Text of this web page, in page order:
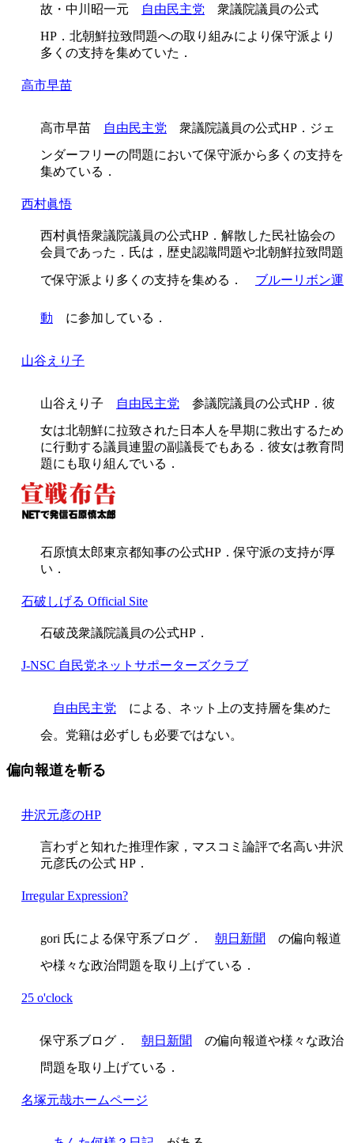
故・中川昭一元 自由民主党
衆議院議員の公式
HP．北朝鮮拉致問題への取り組みにより保守派より
多くの支持を集めていた．
高市早苗
高市早苗 自由民主党
衆議院議員の公式HP．ジェ
ンダーフリーの問題において保守派から多くの支持を
集めている．
西村眞悟
西村眞悟衆議院議員の公式HP．解散した民社協会の
会員であった．氏は，歴史認識問題や北朝鮮拉致問題
で保守派より多くの支持を集める． ブルーリボン運
動 に参加している．
山谷えり子
山谷えり子 自由民主党
参議院議員の公式HP．彼
女は北朝鮮に拉致された日本人を早期に救出するため
に行動する議員連盟の副議長でもある．彼女は教育問
題にも取り組んでいる．
石原慎太郎東京都知事の公式HP．保守派の支持が厚
い．
石破しげる Official Site
石破茂衆議院議員の公式HP．
J-NSC 自民党ネットサポーターズクラブ
自由民主党
による、ネット上の支持層を集めた
会。党籍は必ずしも必要ではない。
偏向報道を斬る
井沢元彦のHP
言わずと知れた推理作家，マスコミ論評で名高い井沢
元彦氏の公式 HP．
Irregular Expression?
gori 氏による保守系ブログ． 朝日新聞
の偏向報道
や様々な政治問題を取り上げている．
25 o'clock
保守系ブログ． 朝日新聞
の偏向報道や様々な政治
問題を取り上げている．
名塚元哉ホームページ